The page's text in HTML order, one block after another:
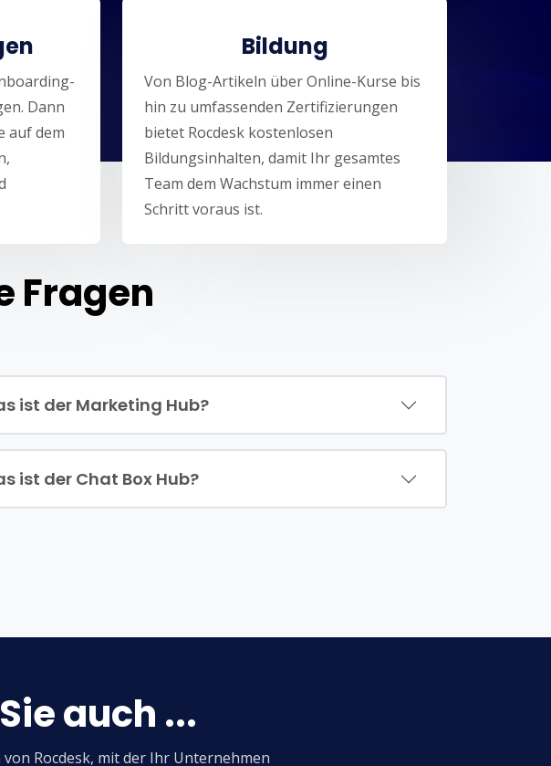
Dann
auf dem
Bildung
Von Blog-Artikeln über Online-Kurse bis
hin zu umfassenden Zertifizierungen
bietet Rocdesk kostenlosen
Bildungsinhalten, damit Ihr gesamtes
Team dem Wachstum immer einen
Schritt voraus ist.
Fragen
ist der Marketing Hub?
ist der Chat Box Hub?
auch ...
Rocdesk, mit der Ihr Unternehmen